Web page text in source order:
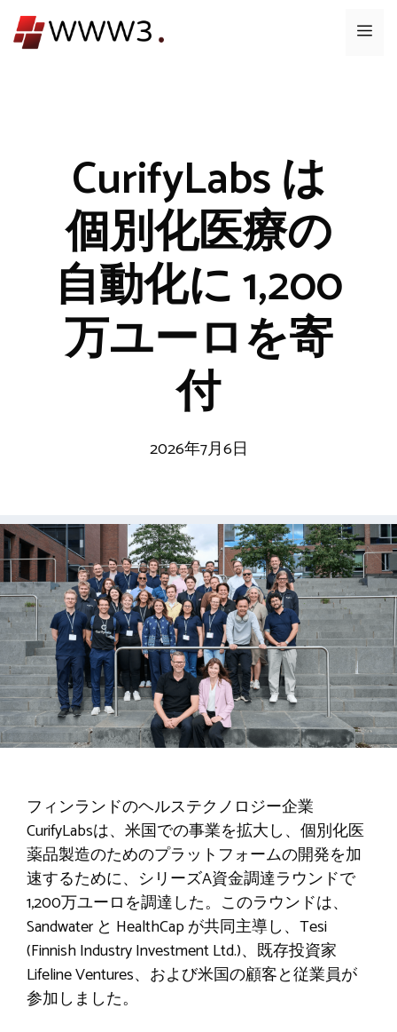
ン
メ
CurifyLabs は
個別化医療の
自動化に 1,200
万ユーロを寄
付
2026年7月6日
フィンランドのヘルステクノロジー企業
CurifyLabsは、米国での事業を拡大し、個別化医
薬品製造のためのプラットフォームの開発を加
速するために、シリーズA資金調達ラウンドで
1,200万ユーロを調達した。このラウンドは、
Sandwater と HealthCap が共同主導し、Tesi
(Finnish Industry Investment Ltd.)、既存投資家
Lifeline Ventures、および米国の顧客と従業員が
参加しました。